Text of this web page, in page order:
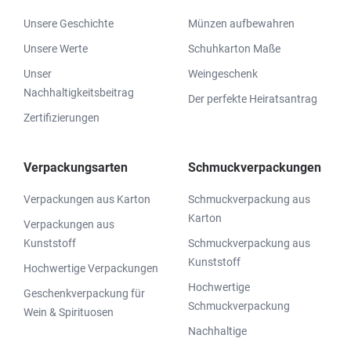
Unsere Geschichte
Unsere Werte
Unser
Nachhaltigkeitsbeitrag
Zertifizierungen
Münzen aufbewahren
Schuhkarton Maße
Weingeschenk
Der perfekte Heiratsantrag
Verpackungsarten
Verpackungen aus Karton
Verpackungen aus
Kunststoff
Hochwertige Verpackungen
Geschenkverpackung für
Wein & Spirituosen
Schmuckverpackungen
Schmuckverpackung aus
Karton
Schmuckverpackung aus
Kunststoff
Hochwertige
Schmuckverpackung
Nachhaltige